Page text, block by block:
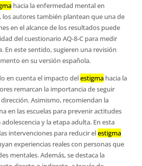
hacia la enfermedad mental en
los autores también plantean que una de
en el alcance de los resultados puede
del cuestionario AQ-8-C para medir
En este sentido, sugieren una revisión
en su versión española.
en cuenta el impacto delestigmahacia la
remarcan la importancia de seguir
Asimismo, recomiendan la
en las escuelas para prevenir actitudes
y la etapa adulta. En esta
intervenciones para reducir elestigma
experiencias reales con personas que
mentales. Además, se destaca la